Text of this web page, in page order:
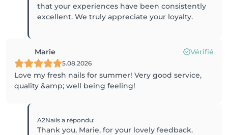
that your experiences have been consistently
excellent. We truly appreciate your loyalty.
Marie Vérifié
5.08.2026
Love my fresh nails for summer! Very good service,
quality &amp; well being feeling!
A2Nailsa répondu:
Thank you, Marie, for your lovely feedback.